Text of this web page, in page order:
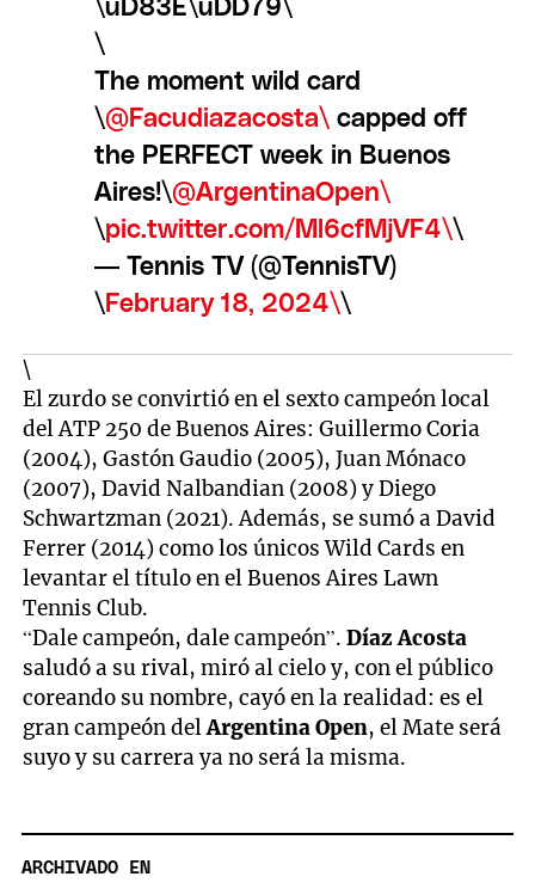
\uD83E\uDD79\
\
The moment wild card
\@Facudiazacosta\capped off
the PERFECT week in Buenos
Aires!\@ArgentinaOpen\
\pic.twitter.com/Ml6cfMjVF4\\
— Tennis TV (@TennisTV)
\February 18, 2024\\
\
El zurdo se convirtió en el sexto campeón local
del ATP 250 de Buenos Aires: Guillermo Coria
(2004), Gastón Gaudio (2005), Juan Mónaco
(2007), David Nalbandian (2008) y Diego
Schwartzman (2021). Además, se sumó a David
Ferrer (2014) como los únicos Wild Cards en
levantar el título en el Buenos Aires Lawn
Tennis Club.
“Dale campeón, dale campeón”.Díaz Acosta
saludó a su rival, miró al cielo y, con el público
coreando su nombre, cayó en la realidad: es el
gran campeón delArgentina Open, el Mate será
suyo y su carrera ya no será la misma.
ARCHIVADO EN